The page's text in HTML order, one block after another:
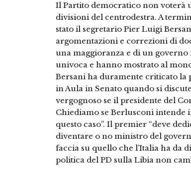
Il Partito democratico non voterà
divisioni del centrodestra. A
stato il segretario Pier Luigi
argomentazioni e correzioni di
una maggioranza e di un
univoca e hanno mostrato al
Bersani ha duramente criticato la
in Aula in Senato quando si
vergognoso se il presidente del
Chiediamo se Berlusconi
questo caso”. Il premier “deve
diventare o no ministro del
faccia su quello che l’Italia ha da
politica del PD sulla Libia non